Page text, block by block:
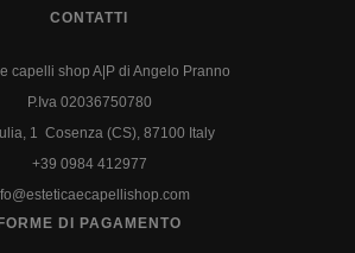
CONTATTI
capelli shop A|P di Angelo Pranno
P.Iva 02036750780
1 Cosenza (CS), 87100 Italy
+39 0984 412977
FORME DI PAGAMENTO